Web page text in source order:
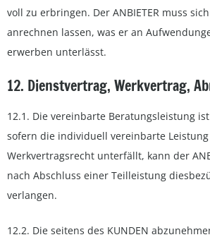
voll zu erbringen. Der ANBIETER muss
anrechnen lassen, was er an
erwerben unterlässt.
12. Dienstvertrag, Werkvertrag,
12.1. Die vereinbarte Beratungsleistung
sofern die individuell vereinbarte
Werkvertragsrecht unterfällt, kann der
nach Abschluss einer Teilleistung
verlangen.
12.2. Die seitens des KUNDEN